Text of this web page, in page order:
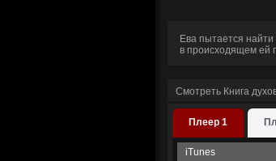
Ева пытается
в происходящем ей
Смотреть Книга
Плеер 1
iTunes